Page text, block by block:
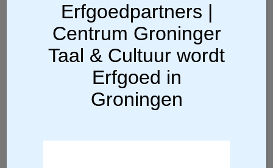
Ga terug
Erfgoed op Stee
Zorg, erfgoed en amateurkunst met
elkaar verbinden
Erfgoedpartners |
Centrum Groninger
Taal & Cultuur wordt
Erfgoed in
Groningen